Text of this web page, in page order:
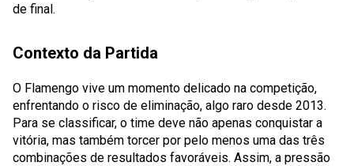
de final.
Contexto da Partida
O Flamengo vive um momento delicado na competição,
enfrentando o risco de eliminação, algo raro desde 2013.
Para se classificar, o time deve não apenas conquistar a
vitória, mas também torcer por pelo menos uma das três
combinações de resultados favoráveis. Assim, a pressão